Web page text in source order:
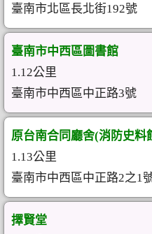
臺南市北區長北街192號
臺南市中西區圖書館
1.12公里
臺南市中西區中正路3號
原台南合同廳舍(消防史料
1.13公里
臺南市中西區中正路2之1
擇賢堂